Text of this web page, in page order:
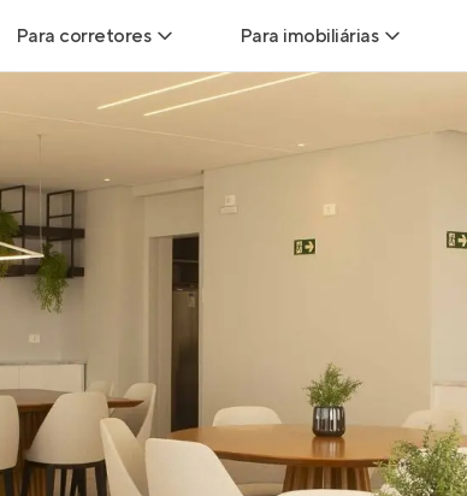
Para corretores
Leads para Corretores
Corretor+
Parcerias imobiliárias
Hub de Corretores
Perfil Verificado
Anunciar imóveis
Para imobiliárias
Anunciar imóveis